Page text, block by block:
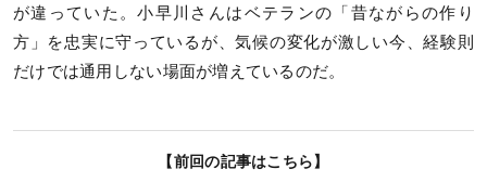
が違っていた。小早川さんはベテランの「昔ながらの作り
方」を忠実に守っているが、気候の変化が激しい今、経験則
だけでは通用しない場面が増えているのだ。
【前回の記事はこちら】